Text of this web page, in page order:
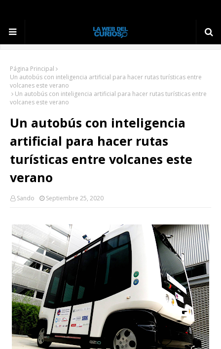
Página Principal
Un autobús con inteligencia artificial para hacer rutas turísticas entre
volcanes este verano
Un autobús con inteligencia artificial para hacer rutas turísticas entre
volcanes este verano
Un autobús con inteligencia
artificial para hacer rutas
turísticas entre volcanes este
verano
Sando Septiembre 25, 2020